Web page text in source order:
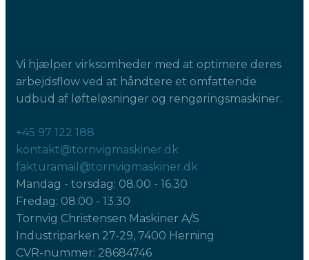
Vi hjælper virksomheder med at optimere deres
arbejdsflow ved at håndtere et omfattende
udbud af løfteløsninger og rengøringsmaskiner.
+45 97 122 188
kontakt@tornvigmaskiner.dk
fakturamail@tornvigmaskiner.dk
Mandag - torsdag: 08.00 - 16.30
Fredag: 08.00 - 13.30
Tornvig Christensen Maskiner A/S
Industriparken 27-29, 7400 Herning
CVR-nummer: 28684746